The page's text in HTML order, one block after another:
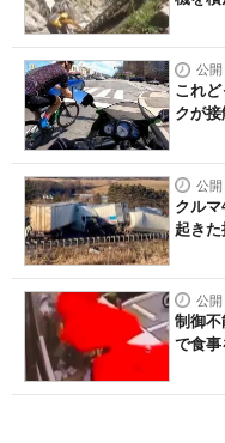
公開
これ
クが
公開
クル
起き
公開
制御
で食